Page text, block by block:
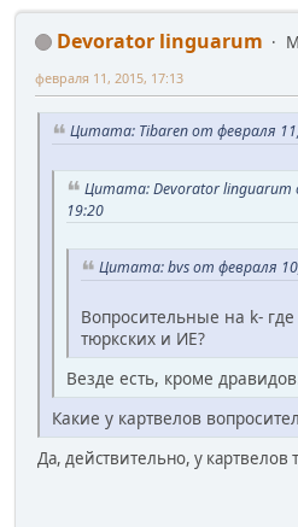
Devorator linguarum
февраля 11, 2015, 17:13
Цитата: Tibaren от февраля
Цитата: Devorator linguarum
19:20
Цитата: bvs от февраля
Вопросительные на k-
тюркских и ИЕ?
Везде есть, кроме
Какие у картвелов
Да, действительно, у картвелов